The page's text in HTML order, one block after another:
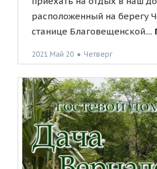
расположенный на берегу
станице Благовещенской....
2021 Май 20 ● Четверг